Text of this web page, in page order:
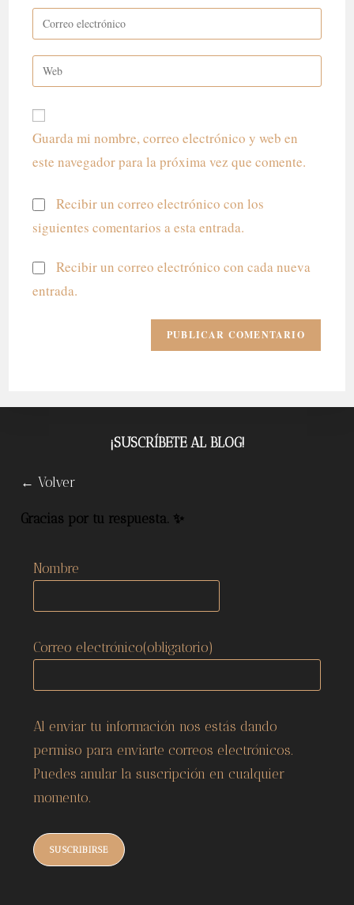
nombre
usuario
para
Introduce
tu
dirección
para
comentar
Introduce
la
de
tu
web
Guarda mi nombre, correo electrónico y web en
este navegador para la próxima vez que comente.
Recibir un correo electrónico con los
siguientes comentarios a esta entrada.
Recibir un correo electrónico con cada nueva
entrada.
¡SUSCRÍBETE AL BLOG!
← Volver
Gracias por tu respuesta. ✨
Nombre
Correo electrónico(obligatorio)
Al enviar tu información nos estás dando
permiso para enviarte correos electrónicos.
Puedes anular la suscripción en cualquier
momento.
SUSCRIBIRSE